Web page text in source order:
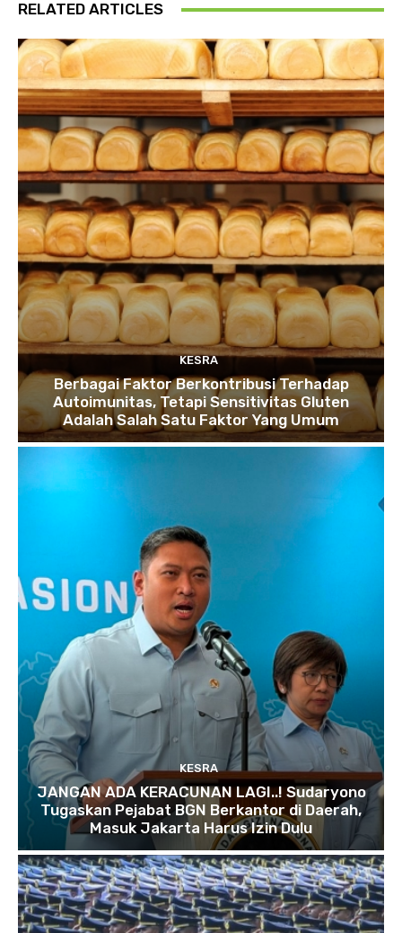
RELATED ARTICLES
KESRA
Berbagai Faktor Berkontribusi Terhadap
Autoimunitas, Tetapi Sensitivitas Gluten
Adalah Salah Satu Faktor Yang Umum
KESRA
JANGAN ADA KERACUNAN LAGI..! Sudaryono
Tugaskan Pejabat BGN Berkantor di Daerah,
Masuk Jakarta Harus Izin Dulu